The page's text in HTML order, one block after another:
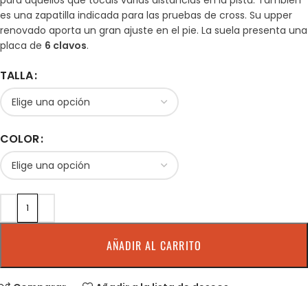
es una zapatilla indicada para las pruebas de cross. Su upper
renovado aporta un gran ajuste en el pie. La suela presenta una
placa de 6 clavos.
TALLA
COLOR
AÑADIR AL CARRITO